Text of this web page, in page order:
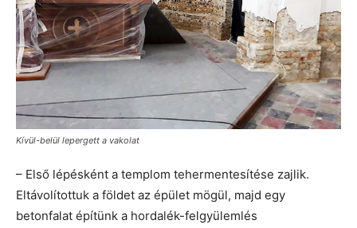
Kívül-belül lepergett a vakolat
– Első lépésként a templom tehermentesítése zajlik.
Eltávolítottuk a földet az épület mögül, majd egy
betonfalat építünk a hordalék-felgyülemlés